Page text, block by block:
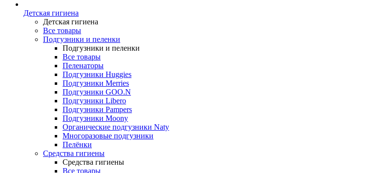
Детская гигиена
Детская гигиена
Все товары
Подгузники и пеленки
Подгузники и пеленки
Все товары
Пеленаторы
Подгузники Huggies
Подгузники Merries
Подгузники GOO.N
Подгузники Libero
Подгузники Pampers
Подгузники Moony
Органические подгузники Naty
Многоразовые подгузники
Пелёнки
Средства гигиены
Средства гигиены
Все товары